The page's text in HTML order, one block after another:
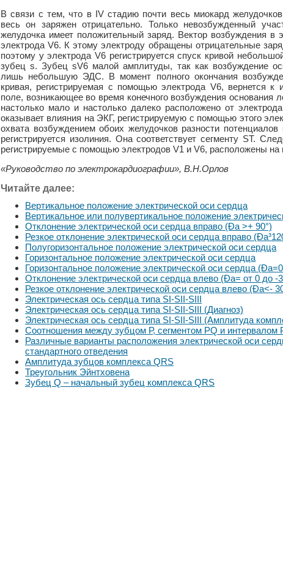
В связи с тем, что в IV стадию почти весь миокард
весь он заряжен отрицательно. Только невозбужденный
желудочка имеет положительный заряд. Вектор возбуждения в
электрода V6. К этому электроду обращены отрицательные
поэтому у электрода V6 регистрируется спуск кривой
зубец s. Зубец sV6 малой амплитуды, так как возбуждение
лишь небольшую ЭДС. В момент полного окончания
кривая, регистрируемая с помощью электрода V6, вернется к
поле, возникающее во время конечного возбуждения основания
настолько мало и настолько далеко расположено от
оказывает влияния на ЭКГ, регистрируемую с помощью этого
охвата возбуждением обоих желудочков разности
регистрируется изолиния. Она соответствует сегменту ST.
регистрируемые с помощью электродов V1 и V6, расположены на
«Руководство по электрокардиографии», В.Н.Орлов
Читайте далее:
Вертикальное положение электрической оси сердца
Вертикальное или полувертикальное положение
Отклонение электрической оси сердца вправо (Ða >+ 90°)
Резкое отклонение электрической оси сердца вправо
Полугоризонтальное положение электрической оси сердца
Горизонтальное положение электрической оси сердца
Горизонтальное положение электрической оси сердца
Отклонение электрической оси сердца влево (Ða= от 0 до -
Резкое отклонение электрической оси сердца влево (Ða<-
Электрическая ось сердца типа SI-SII-SIII
Электрическая ось сердца типа SI-SII-SIII (Диагноз)
Электрическая ось сердца типа SI-SII-SIII (Амплитуда
Соотношения между зубцом Р, сегментом PQ и интервалом
Различные варианты расположения электрической оси
стандартного отведения
Амплитуда зубцов комплекса QRS
Треугольник Эйнтховена
Зубец Q – начальный зубец комплекса QRS